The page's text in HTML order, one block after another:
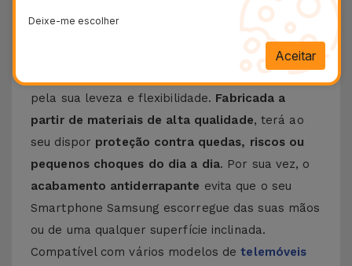
Descubra as vantagens de uma Capa de
destaca-se
pela sua leveza e flexibilidade. Fabricada a
partir de materiais de alta qualidade, terá ao
seu dispor proteção contra quedas, riscos ou
pequenos choques do dia a dia. Por sua vez, o
acabamento antiderrapante evita que o seu
Smartphone Samsung escorregue das suas mãos
ou de uma qualquer superfície inclinada.
Compatível com vários modelos detelemóveis
Deixe-me escolher
Aceitar